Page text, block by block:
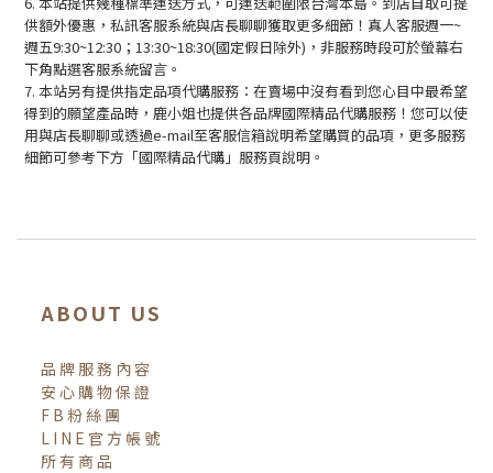
供額外優惠，私訊客服系統與店長聊聊獲取更多細節！真人客服週一~
週五9:30~12:30；13:30~18:30(國定假日除外)，非服務時段可於螢幕右
下角點選客服系統留言。
7. 本站另有提供指定品項代購服務：在賣場中沒有看到您心目中最希望
得到的願望產品時，鹿小姐也提供各品牌國際精品代購服務！您可以使
用與店長聊聊或透過e-mail至客服信箱說明希望購買的品項，更多服務
細節可參考下方「國際精品代購」服務頁說明。
ABOUT US
品牌服務內容
安心購物保證
FB粉絲團
LINE官方帳號
所有商品